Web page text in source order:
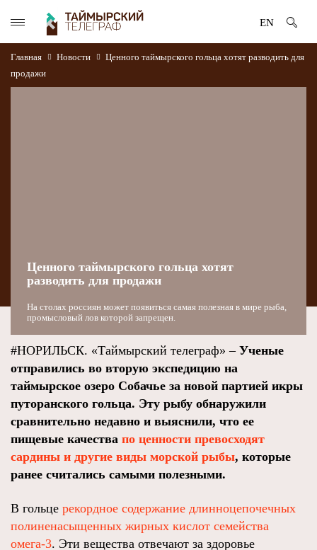
EN
Главная Новости
Ценного таймырского гольца хотят разводить для
продажи
Ценного таймырского гольца хотят
разводить для продажи
На столах россиян может появиться самая полезная в мире рыба,
промысловый лов которой запрещен.
#НОРИЛЬСК. «Таймырский телеграф» – Ученые
отправились во вторую экспедицию на
таймырское озеро Собачье за новой партией икры
путоранского гольца. Эту рыбу обнаружили
сравнительно недавно и выяснили, что ее
пищевые качества по ценности превосходят
сардины и другие виды морской рыбы, которые
ранее считались самыми полезными.
В гольце рекордное содержание длинноцепочечных
полиненасыщенных жирных кислот семейства
омега-3. Эти вещества отвечают за здоровье